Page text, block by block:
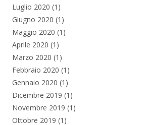
Luglio 2020 (1)
Giugno 2020 (1)
Maggio 2020 (1)
Aprile 2020 (1)
Marzo 2020 (1)
Febbraio 2020 (1)
Gennaio 2020 (1)
Dicembre 2019 (1)
Novembre 2019 (1)
Ottobre 2019 (1)